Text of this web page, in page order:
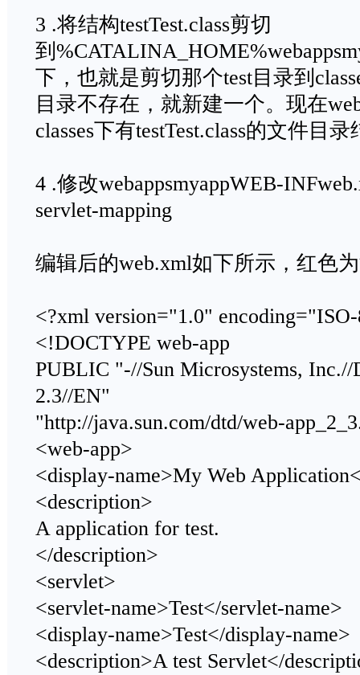
3 .将结构testTest.class剪切
到
下，也就是剪切那个test目录到
目录不存在，就新建一个。现在
classes下有testTest.class的文件目录
4 .修改webappsmyappWEB-
servlet-mapping
编辑后的web.xml如下所示，红色
<?xml version="1.0"
<!DOCTYPE web-app
PUBLIC "-//Sun Microsystems,
2.3//EN"
"http://java.sun.com/dtd/web-
<web-app>
<display-name>My Web
<description>
A application for test.
</description>
<servlet>
<servlet-name>Test</servlet-name>
<display-name>Test</display-name>
<description>A test Servlet</